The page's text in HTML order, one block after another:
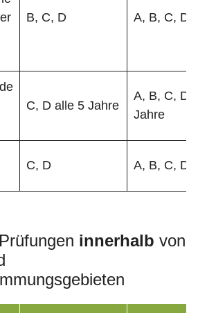
B, C, D A, B, C, D
C, D alle 5 Jahre
A, B, C, D
Jahre
C, D A, B, C, D
innerhalb von